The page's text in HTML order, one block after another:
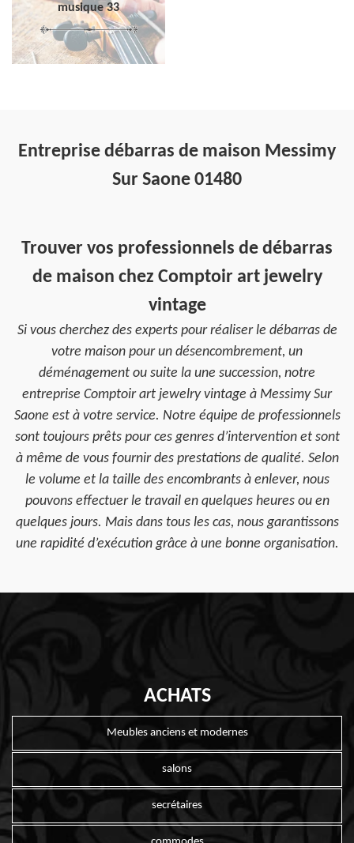
musique 33
Entreprise débarras de maison Messimy
Sur Saone 01480
Trouver vos professionnels de débarras
de maison chez Comptoir art jewelry
vintage
Si vous cherchez des experts pour réaliser le débarras de
votre maison pour un désencombrement, un
déménagement ou suite la une succession, notre
entreprise Comptoir art jewelry vintage à Messimy Sur
Saone est à votre service. Notre équipe de professionnels
sont toujours prêts pour ces genres d’intervention et sont
à même de vous fournir des prestations de qualité. Selon
le volume et la taille des encombrants à enlever, nous
pouvons effectuer le travail en quelques heures ou en
quelques jours. Mais dans tous les cas, nous garantissons
une rapidité d’exécution grâce à une bonne organisation.
ACHATS
Meubles anciens et modernes
salons
secrétaires